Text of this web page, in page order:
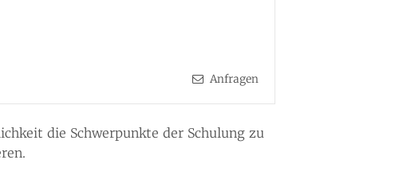
Anfragen
die Schwerpunkte der Schulung zu